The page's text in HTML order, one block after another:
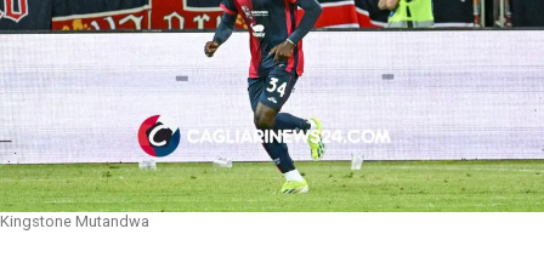
Kingstone Mutandwa